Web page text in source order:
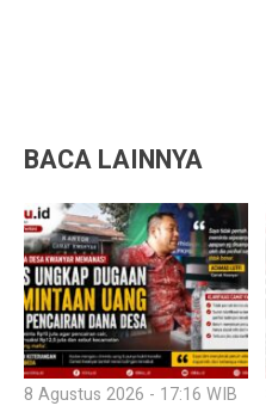
BACA LAINNYA
8 Agustus 2026 - 17:16 WIB